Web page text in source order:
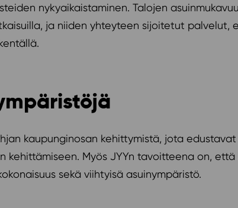
nykyaikaistaminen. Talojen
ja niiden yhteyteen sijoitetut palvelut,
kaupunginosan kehittymistä, jota
Myös JYYn tavoitteena on,
sekä viihtyisä asuinympäristö.